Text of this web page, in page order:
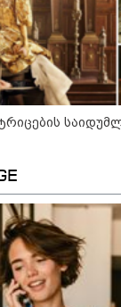
ეტაპად
11:42 / 07-08-